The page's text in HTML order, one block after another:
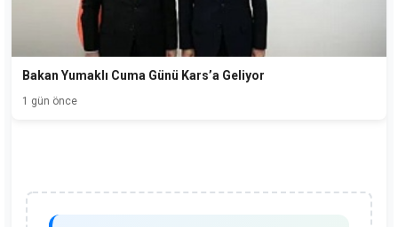
Bakan Yumaklı Cuma Günü Kars’a Geliyor
1 gün önce